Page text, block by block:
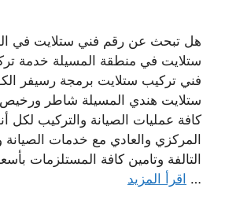
هل تبحث عن رقم فني ستلايت في
ستلايت في منطقة المسيلة خدمة
فني تركيب ستلايت برمجة رسيفر
ستلايت هندي المسيلة شاطر ورخيص
كافة عمليات الصيانة والتركيب لكل
المركزي والعادي مع خدمات الصيانة
التالفة وتامين كافة المستلزمات
… اقرأ المزيد